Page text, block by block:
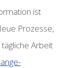
ist
Prozesse,
Arbeit